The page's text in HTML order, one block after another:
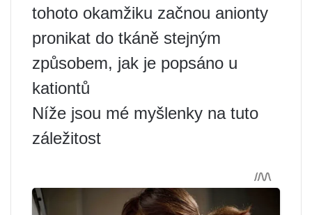
tohoto okamžiku začnou anionty
pronikat do tkáně stejným
způsobem, jak je popsáno u
kationtů
Níže jsou mé myšlenky na tuto
záležitost